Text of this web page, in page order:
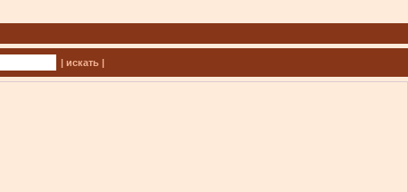
| искать |